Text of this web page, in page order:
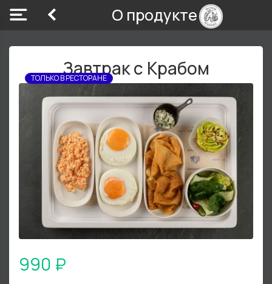
О продукте
Завтрак с Крабом
ТОЛЬКО В РЕСТОРАНЕ
990 ₽